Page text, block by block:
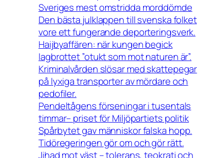
Sveriges mest omstridda morddömde
Den bästa julklappen till svenska folket
vore ett fungerande deporteringsverk.
Haijbyaffären: när kungen begick
lagbrottet ”otukt som mot naturen är”.
Kriminalvården slösar med skattepegar
på lyxiga transporter av mördare och
pedofiler.
Pendeltågens förseningar i tusentals
timmar– priset för Miljöpartiets politik
Spårbytet gav människor falska hopp.
Tidöregeringen gör om och gör rätt.
Jihad mot väst – tolerans, teokrati och